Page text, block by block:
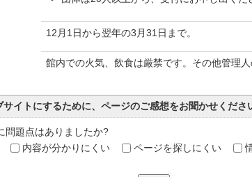
12月1日から翌年の3月31日まで。
館内での火気、飲食は厳禁です。その他管理人
イトにするために、ページのご感想をお聞かせくださ
問題点はありましたか?
内容が分かりにくい ページを探しにくい